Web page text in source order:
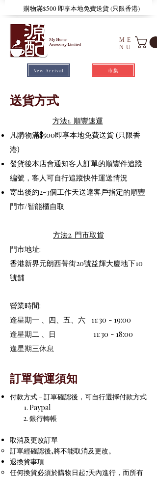
​購物滿$500 即享本地免費送貨 (只限香港)
New Arrival
ME
NU
市集
送貨方式
方法1. 順豐速運
凡購物滿$500即享本地免費送貨 (只限香
港)
發貨後本店會通知客人訂單的順豐件追蹤
編號，客人可自行追蹤快件運送情況
寄出後約2-3個工作天送達客戶指定的順豐
門市/智能櫃自取
方法2. 門市取貨
門市地址:
香港新界元朗西菁街20號益輝大廈地下10
號舖
營業時間:
逢星期一 、四、五、六 11:30 - 19:00
逢星期二 、日 11:30 - 18:00
逢星期三休息
訂單貨運須知
付款方式 - 訂單確認後，可自行選擇付款方式
Paypal
銀行轉帳
取消及更改訂單
訂單經確認後,將不能取消及更改。
退換貨事項
任何換貨必須於購物日起7天內進行，而所有